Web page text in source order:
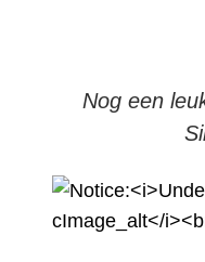
Nog een